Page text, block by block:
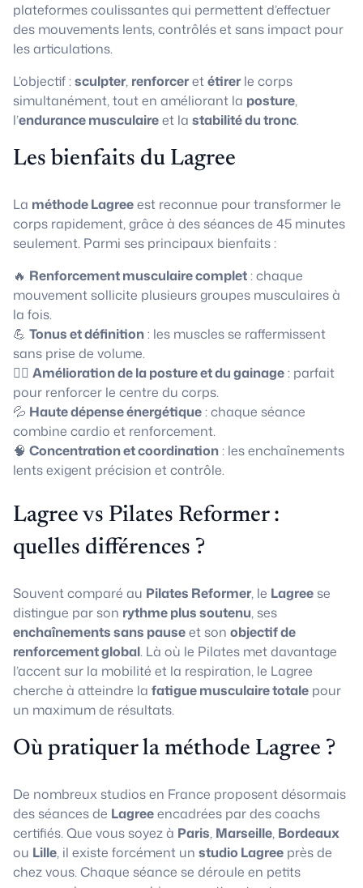
plateformes coulissantes qui permettent d’effectuer
des mouvements lents, contrôlés et sans impact pour
les articulations.
L’objectif :sculpter, renforceretétirerle corps
simultanément, tout en améliorant la posture,
l’endurance musculaireet la stabilité du tronc.
Les bienfaits du Lagree
La méthode Lagreeest reconnue pour transformer le
corps rapidement, grâce à des séances de 45 minutes
seulement. Parmi ses principaux bienfaits :
🔥 Renforcement musculaire complet: chaque
mouvement sollicite plusieurs groupes musculaires à
la fois.
💪 Tonus et définition: les muscles se raffermissent
sans prise de volume.
🧘‍♀️ Amélioration de la posture et du gainage: parfait
pour renforcer le centre du corps.
💦 Haute dépense énergétique: chaque séance
combine cardio et renforcement.
🧠 Concentration et coordination: les enchaînements
lents exigent précision et contrôle.
Lagree vs Pilates Reformer :
quelles différences ?
Souvent comparé au Pilates Reformer, le Lagree se
distingue par son rythme plus soutenu, ses
enchaînements sans pauseet son objectif de
renforcement global. Là où le Pilates met davantage
l’accent sur la mobilité et la respiration, le Lagree
cherche à atteindre la fatigue musculaire totale pour
un maximum de résultats.
Où pratiquer la méthode Lagree ?
De nombreux studios en France proposent désormais
des séances de Lagreeencadrées par des coachs
certifiés. Que vous soyez à Paris, Marseille, Bordeaux
ou Lille, il existe forcément un studio Lagree près de
chez vous. Chaque séance se déroule en petits